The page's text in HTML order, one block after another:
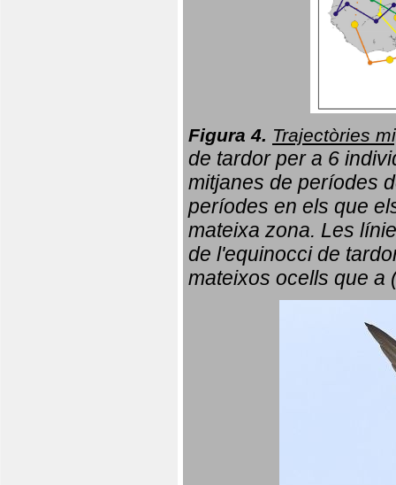
Figura 4. Trajectòries
de tardor per a 6
mitjanes de períodes
períodes en els que
mateixa zona. Les
de l'equinocci de
mateixos ocells que a